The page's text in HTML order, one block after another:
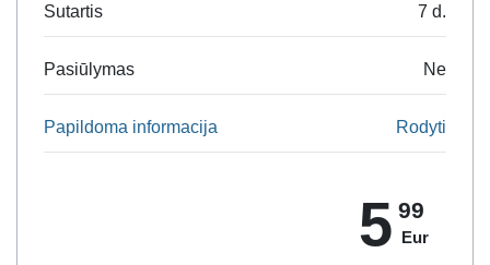
Sutartis 7 d.
Pasiūlymas Ne
Papildoma informacija Rodyti
5 99
Eur